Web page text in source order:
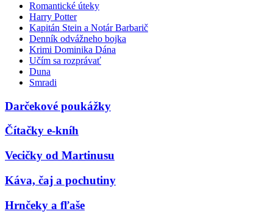
Romantické úteky
Harry Potter
Kapitán Stein a Notár Barbarič
Denník odvážneho bojka
Krimi Dominika Dána
Učím sa rozprávať
Duna
Smradi
Darčekové poukážky
Čítačky e-kníh
Vecičky od Martinusu
Káva, čaj a pochutiny
Hrnčeky a fľaše